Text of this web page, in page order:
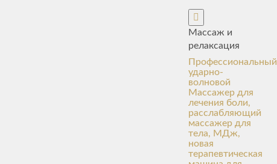
Массаж и
релаксация
Профессиональный
ударно-
волновой
Массажер для
лечения боли,
расслабляющий
массажер для
тела, МДж,
новая
терапевтическая